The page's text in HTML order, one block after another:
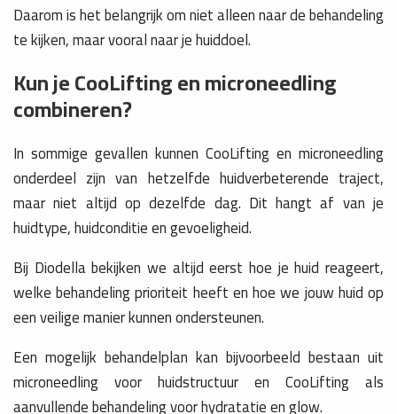
Daarom is het belangrijk om niet alleen naar de behandeling
te kijken, maar vooral naar je huiddoel.
Kun je CooLifting en microneedling
combineren?
In sommige gevallen kunnen CooLifting en microneedling
onderdeel zijn van hetzelfde huidverbeterende traject,
maar niet altijd op dezelfde dag. Dit hangt af van je
huidtype, huidconditie en gevoeligheid.
Bij Diodella bekijken we altijd eerst hoe je huid reageert,
welke behandeling prioriteit heeft en hoe we jouw huid op
een veilige manier kunnen ondersteunen.
Een mogelijk behandelplan kan bijvoorbeeld bestaan uit
microneedling voor huidstructuur en CooLifting als
aanvullende behandeling voor hydratatie en glow.